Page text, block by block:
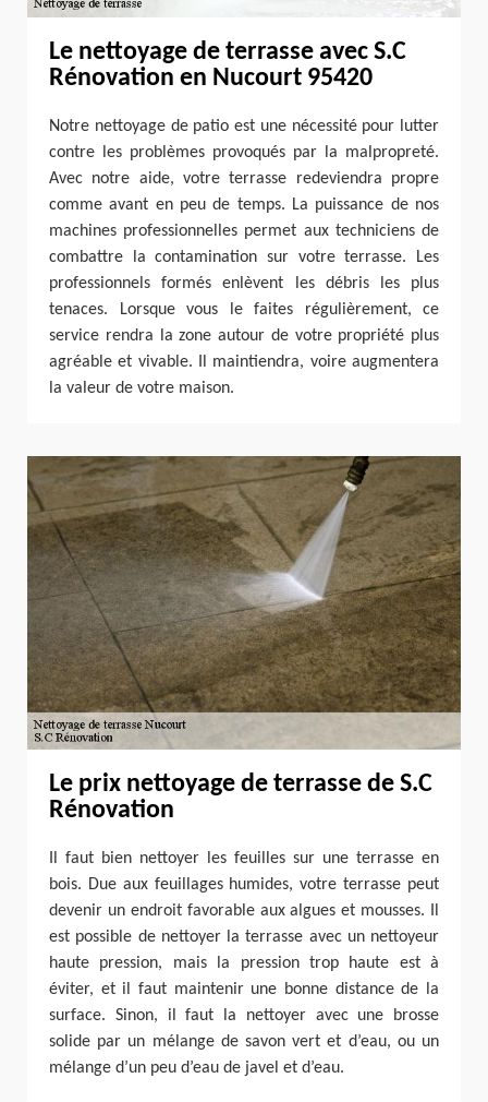
Le nettoyage de terrasse avec S.C
Rénovation en Nucourt 95420
Notre nettoyage de patio est une nécessité pour lutter
contre les problèmes provoqués par la malpropreté.
Avec notre aide, votre terrasse redeviendra propre
comme avant en peu de temps. La puissance de nos
machines professionnelles permet aux techniciens de
combattre la contamination sur votre terrasse. Les
professionnels formés enlèvent les débris les plus
tenaces. Lorsque vous le faites régulièrement, ce
service rendra la zone autour de votre propriété plus
agréable et vivable. Il maintiendra, voire augmentera
la valeur de votre maison.
Le prix nettoyage de terrasse de S.C
Rénovation
Il faut bien nettoyer les feuilles sur une terrasse en
bois. Due aux feuillages humides, votre terrasse peut
devenir un endroit favorable aux algues et mousses. Il
est possible de nettoyer la terrasse avec un nettoyeur
haute pression, mais la pression trop haute est à
éviter, et il faut maintenir une bonne distance de la
surface. Sinon, il faut la nettoyer avec une brosse
solide par un mélange de savon vert et d’eau, ou un
mélange d’un peu d’eau de javel et d’eau.